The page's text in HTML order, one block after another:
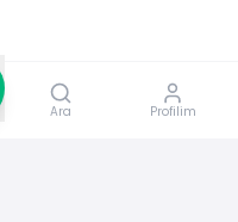
Ara Profilim